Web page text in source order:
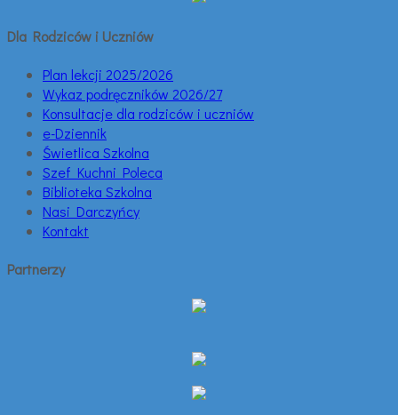
Dla Rodziców i Uczniów
Plan lekcji 2025/2026
Wykaz podręczników 2026/27
Konsultacje dla rodziców i uczniów
e-Dziennik
Świetlica Szkolna
Szef Kuchni Poleca
Biblioteka Szkolna
Nasi Darczyńcy
Kontakt
Partnerzy